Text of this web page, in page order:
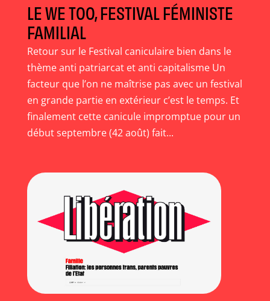
LE WE TOO, FESTIVAL FÉMINISTE
FAMILIAL
Retour sur le Festival caniculaire bien dans le
thème anti patriarcat et anti capitalisme Un
facteur que l’on ne maîtrise pas avec un festival
en grande partie en extérieur c’est le temps. Et
finalement cette canicule impromptue pour un
début septembre (42 août) fait...